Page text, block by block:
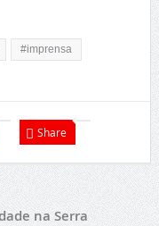
#imprensa
Share
na Serra